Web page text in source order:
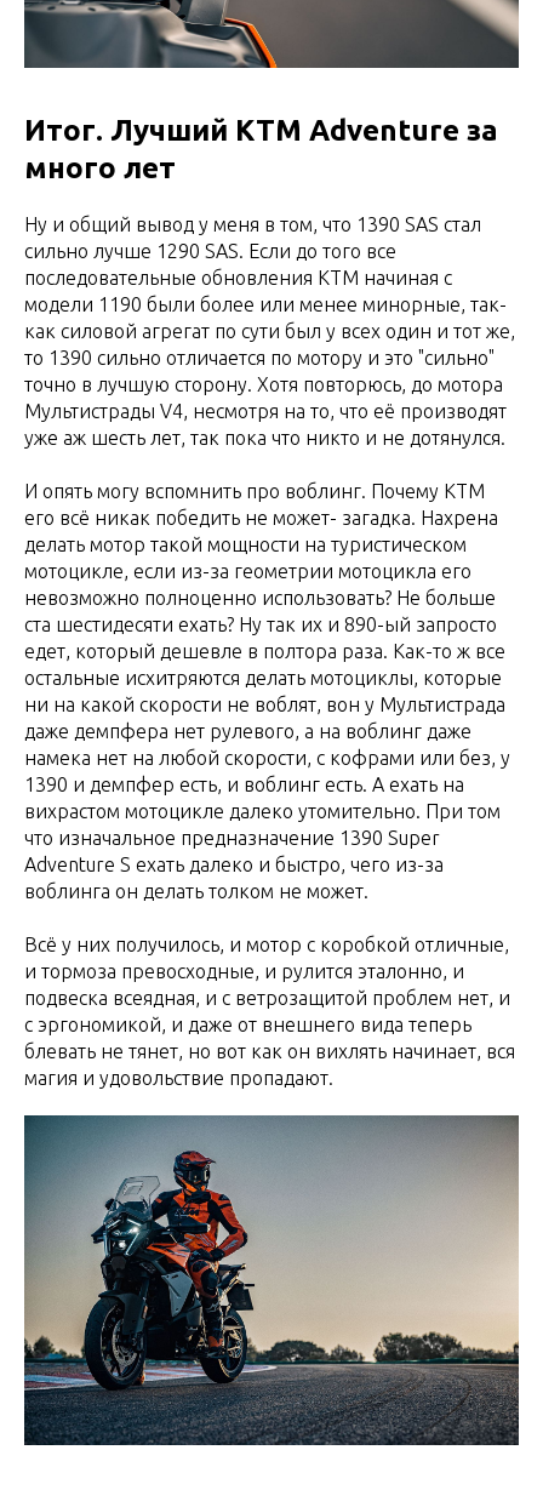
Итог. Лучший KTM Adventure за
много лет
Ну и общий вывод у меня в том, что 1390 SAS стал
сильно лучше 1290 SAS. Если до того все
последовательные обновления КТМ начиная с
модели 1190 были более или менее минорные, так-
как силовой агрегат по сути был у всех один и тот же,
то 1390 сильно отличается по мотору и это "сильно"
точно в лучшую сторону. Хотя повторюсь, до мотора
Мультистрады V4, несмотря на то, что её производят
уже аж шесть лет, так пока что никто и не дотянулся.
И опять могу вспомнить про воблинг. Почему КТМ
его всё никак победить не может- загадка. Нахрена
делать мотор такой мощности на туристическом
мотоцикле, если из-за геометрии мотоцикла его
невозможно полноценно использовать? Не больше
ста шестидесяти ехать? Ну так их и 890-ый запросто
едет, который дешевле в полтора раза. Как-то ж все
остальные исхитряются делать мотоциклы, которые
ни на какой скорости не воблят, вон у Мультистрада
даже демпфера нет рулевого, а на воблинг даже
намека нет на любой скорости, с кофрами или без, у
1390 и демпфер есть, и воблинг есть. А ехать на
вихрастом мотоцикле далеко утомительно. При том
что изначальное предназначение 1390 Super
Adventure S ехать далеко и быстро, чего из-за
воблинга он делать толком не может.
Всё у них получилось, и мотор с коробкой отличные,
и тормоза превосходные, и рулится эталонно, и
подвеска всеядная, и с ветрозащитой проблем нет, и
с эргономикой, и даже от внешнего вида теперь
блевать не тянет, но вот как он вихлять начинает, вся
магия и удовольствие пропадают.